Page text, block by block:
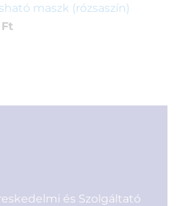
990 Ft.
maszk (rózsaszín)
FtCurrent
és Szolgáltató